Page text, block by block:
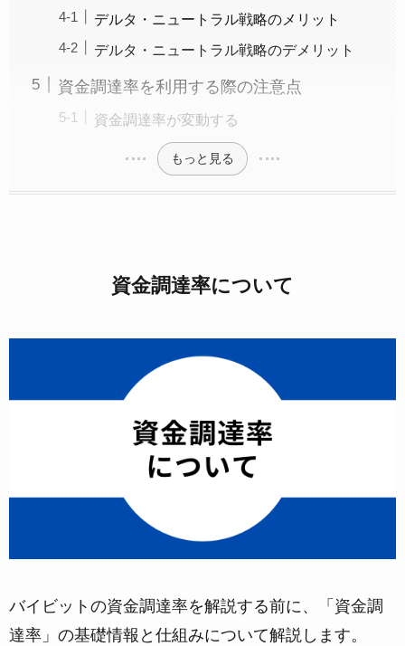
デルタ・ニュートラル戦略のメリット
デルタ・ニュートラル戦略のデメリット
資金調達率を利用する際の注意点
資金調達率が変動する
もっと見る
資金調達率について
バイビットの資金調達率を解説する前に、「資金調
達率」の基礎情報と仕組みについて解説します。